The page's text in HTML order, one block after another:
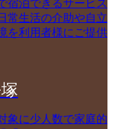
宿泊できるサービス
常生活の介助や自立
を利用者様にご提供
象に少人数で家庭的